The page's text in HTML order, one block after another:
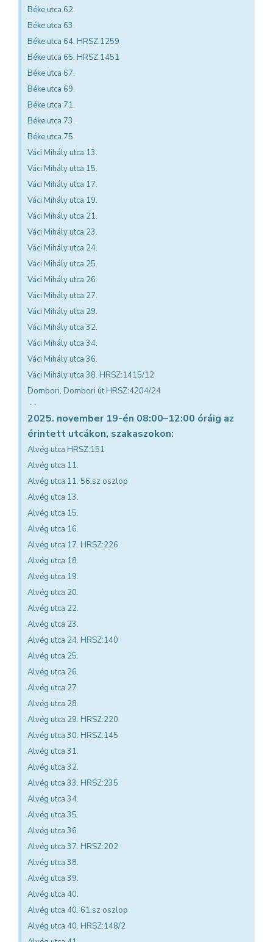
Béke utca 62.
Béke utca 63.
Béke utca 64. HRSZ:1259
Béke utca 65. HRSZ:1451
Béke utca 67.
Béke utca 69.
Béke utca 71.
Béke utca 73.
Béke utca 75.
Váci Mihály utca 13.
Váci Mihály utca 15.
Váci Mihály utca 17.
Váci Mihály utca 19.
Váci Mihály utca 21.
Váci Mihály utca 23.
Váci Mihály utca 24.
Váci Mihály utca 25.
Váci Mihály utca 26.
Váci Mihály utca 27.
Váci Mihály utca 29.
Váci Mihály utca 32.
Váci Mihály utca 34.
Váci Mihály utca 36.
Váci Mihály utca 38. HRSZ:1415/12
Dombori, Dombori út HRSZ:4204/24
×
2025. november 19-én 08:00–12:00 óráig az
érintett utcákon, szakaszokon:
Alvég utca HRSZ:151
Alvég utca 11.
Alvég utca 11. 56.sz oszlop
Alvég utca 13.
Alvég utca 15.
Alvég utca 16.
Alvég utca 17. HRSZ:226
Alvég utca 18.
Alvég utca 19.
Alvég utca 20.
Alvég utca 22.
Alvég utca 23.
Alvég utca 24. HRSZ:140
Alvég utca 25.
Alvég utca 26.
Alvég utca 27.
Alvég utca 28.
Alvég utca 29. HRSZ:220
Alvég utca 30. HRSZ:145
Alvég utca 31.
Alvég utca 32.
Alvég utca 33. HRSZ:235
Alvég utca 34.
Alvég utca 35.
Alvég utca 36.
Alvég utca 37. HRSZ:202
Alvég utca 38.
Alvég utca 39.
Alvég utca 40.
Alvég utca 40. 61.sz oszlop
Alvég utca 40. HRSZ:148/2